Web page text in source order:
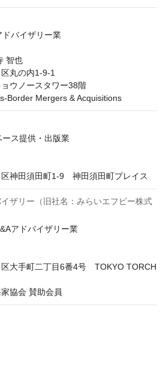
バイザリー業
智也
丸の内1-9-1
ースタワー38階
Border Mergers & Acquisitions
ス提供・出版業
ザリー（旧社名：みらいエフピー株式
アドバイザリー業
大手町二丁目6番4号　TOKYO TORCH
協会 賛助会員